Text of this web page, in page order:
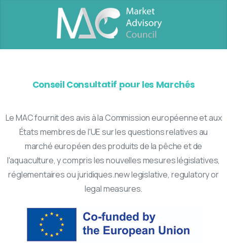
Conseil Consultatif pour les Marchés
Le MAC fournit des avis à la Commission européenne et aux
États membres de l'UE sur les questions relatives au
marché européen des produits de la pêche et de
l'aquaculture, y compris les nouvelles mesures législatives,
réglementaires ou juridiques.new legislative, regulatory or
legal measures.